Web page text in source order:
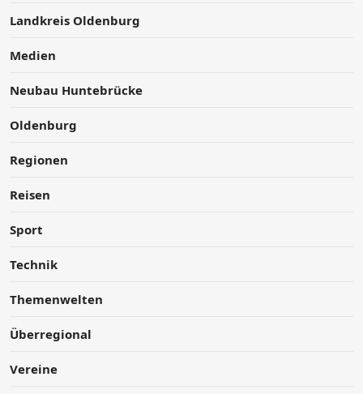
Landkreis Oldenburg
Medien
Neubau Huntebrücke
Oldenburg
Regionen
Reisen
Sport
Technik
Themenwelten
Überregional
Vereine